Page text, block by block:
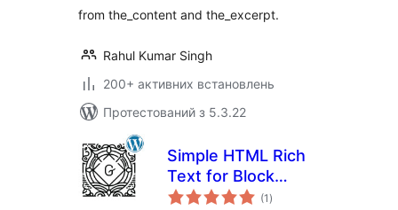
from the_content and the_excerpt.
Rahul Kumar Singh
200+ активних встановлень
Протестований з 5.3.22
Simple HTML Rich
Text for Block
Editor
(1 загальний
рейтинг
)